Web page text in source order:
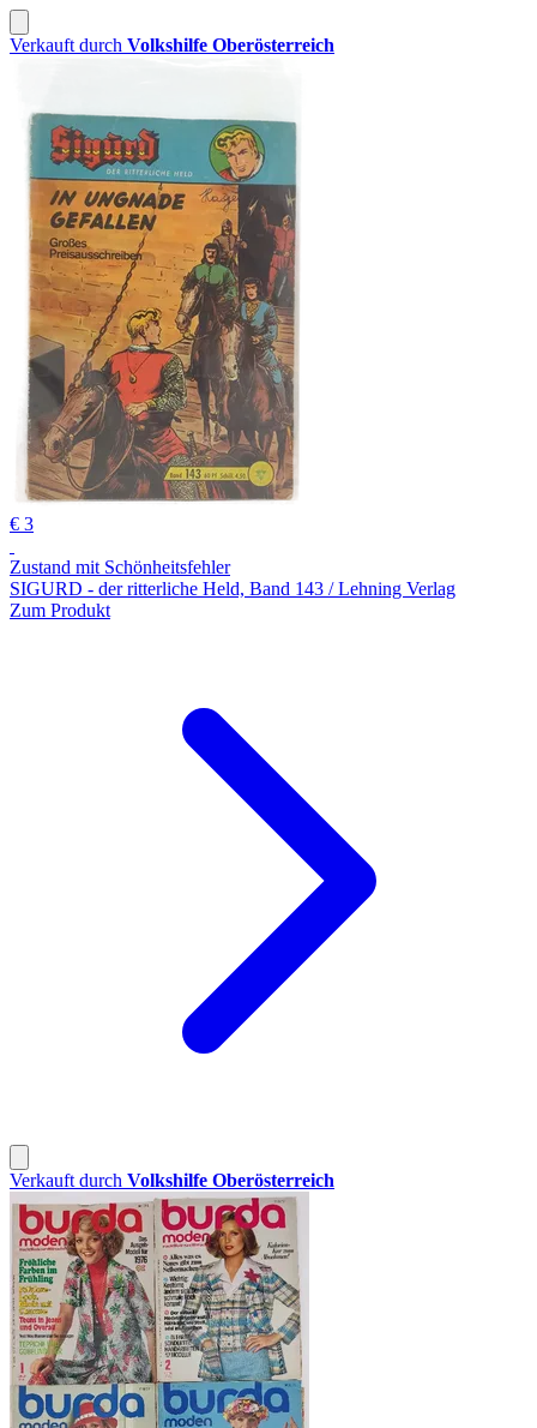
Verkauft durch Volkshilfe Oberösterreich
€ 3
Zustand mit Schönheitsfehler
SIGURD - der ritterliche Held, Band 143 / Lehning Verlag
Zum Produkt
Verkauft durch Volkshilfe Oberösterreich